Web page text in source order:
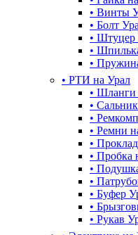
• Винты
• Болт
• Штуцер
•
•
• РТИ на Урал
• Шланги
•
•
• Ремни
•
• Пробка
•
•
• Буфер
•
• Рукав